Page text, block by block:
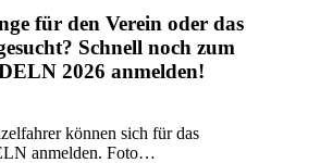
für den Verein oder das
Schnell noch zum
2026 anmelden!
können sich für das
anmelden. Foto…